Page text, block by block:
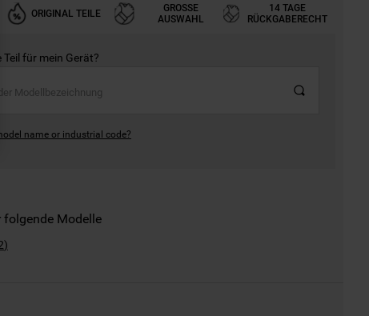
ORIGINAL TEILE
GROSSE A
USWAHL
14 TAGE
RÜCKGABERECHT
für mein Gerät?
name or industrial code?
folgende Modelle
)